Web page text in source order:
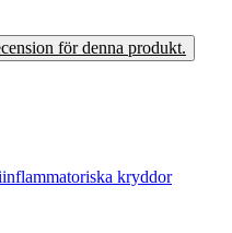
för denna produkt.
kryddor